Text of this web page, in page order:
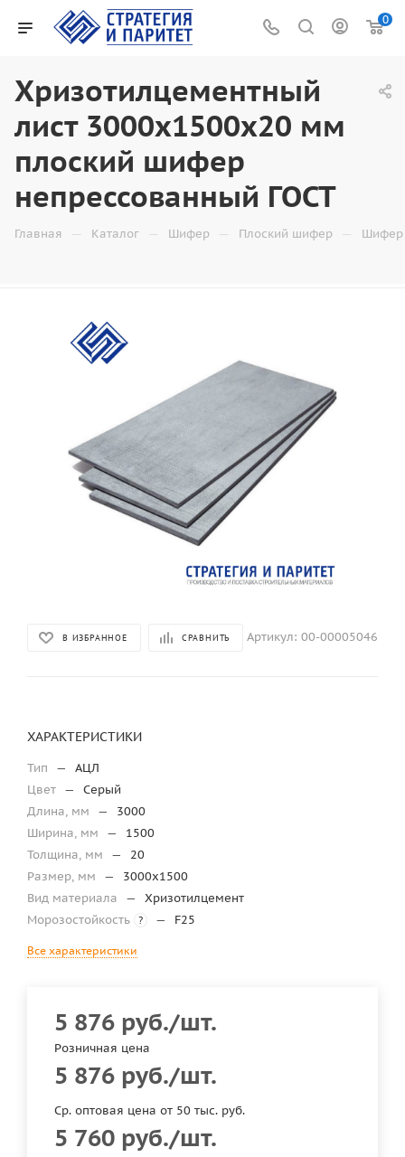
0
Хризотилцементный
лист 3000х1500х20 мм
плоский шифер
непрессованный ГОСТ
Главная — Каталог — Шифер — Плоский шифер — Шифер
В ИЗБРАННОЕ СРАВНИТЬ Артикул: 00-00005046
ХАРАКТЕРИСТИКИ
Тип —
АЦЛ
Цвет —
Серый
Длина, мм
—
3000
Ширина, мм
—
1500
Толщина, мм
—
20
Размер, мм
—
3000х1500
Вид материала
—
Хризотилцемент
Морозостойкость
? — F25
Все характеристики
5 876 руб./шт.
Розничная цена
5 876 руб./шт.
Ср. оптовая цена от 50 тыс. руб.
5 760 руб./шт.